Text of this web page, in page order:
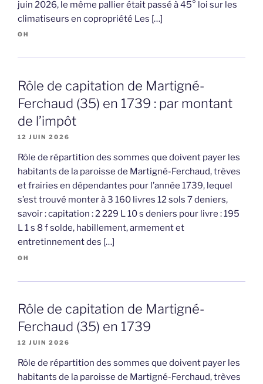
juin 2026, le même pallier était passé à 45° loi sur les
climatiseurs en copropriété Les […]
OH
Rôle de capitation de Martigné-
Ferchaud (35) en 1739 : par montant
de l’impôt
12 JUIN 2026
Rôle de répartition des sommes que doivent payer les
habitants de la paroisse de Martigné-Ferchaud, trèves
et frairies en dépendantes pour l’année 1739, lequel
s’est trouvé monter à 3 160 livres 12 sols 7 deniers,
savoir : capitation : 2 229 L 10 s deniers pour livre : 195
L 1 s 8 f solde, habillement, armement et
entretinnement des […]
OH
Rôle de capitation de Martigné-
Ferchaud (35) en 1739
12 JUIN 2026
Rôle de répartition des sommes que doivent payer les
habitants de la paroisse de Martigné-Ferchaud, trèves